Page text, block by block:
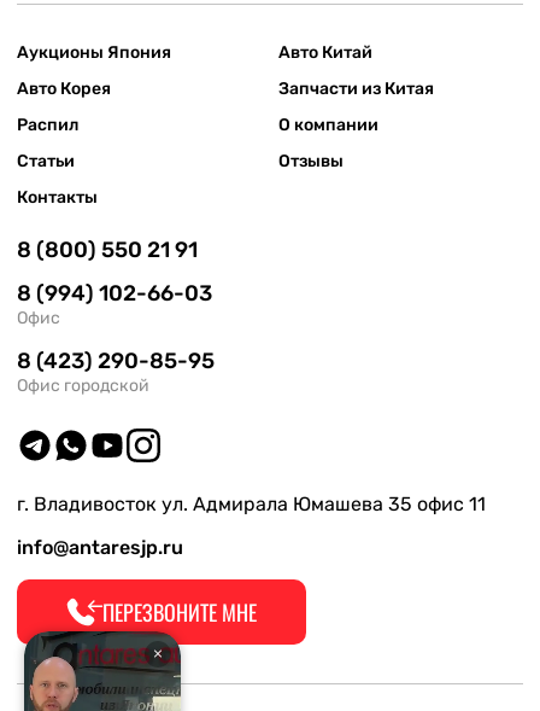
Аукционы Япония
Авто Китай
Авто Корея
Запчасти из Китая
Распил
О компании
Статьи
Отзывы
Контакты
8 (800) 550 21 91
8 (994) 102-66-03
Офис
8 (423) 290-85-95
Офис городской
г. Владивосток ул. Адмирала Юмашева 35 офис 11
info@antaresjp.ru
ПЕРЕЗВОНИТЕ МНЕ